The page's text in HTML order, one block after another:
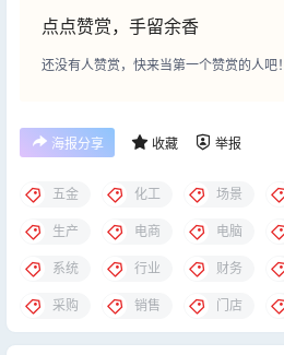
点点赞赏，手留余香
还没有人赞赏，快来当第一个赞赏的人吧！
海报分享 收藏 举报
五金 化工 场景
生产 电商 电脑
系统 行业 财务
采购 销售 门店